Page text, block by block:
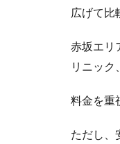
広げて比
赤坂エリ
リニック
料金を重
ただし、